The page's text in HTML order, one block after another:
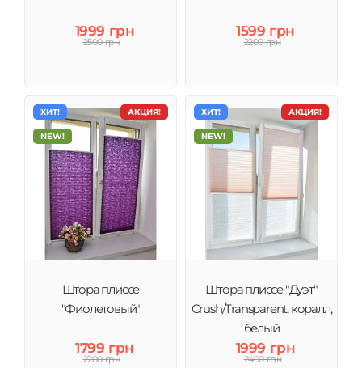
1999 грн
2500 грн
1599 грн
2200 грн
АКЦИЯ!
ХИТ!
NEW!
Штора плиссе
"Фиолетовый"
1799 грн
2200 грн
АКЦИЯ!
ХИТ!
NEW!
Штора плиссе "Дуэт"
Crush/Transparent, коралл,
белый
1999 грн
2400 грн